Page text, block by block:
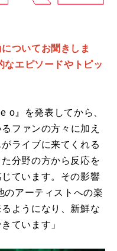
ついてお聞きしま
エピソードやトピッ
o』を発表してから、
ファンの方々に加え
ライブに来てくれる
分野の方から反応を
ています。その影響
のアーティストへの楽
ようになり、新鮮な
ています」